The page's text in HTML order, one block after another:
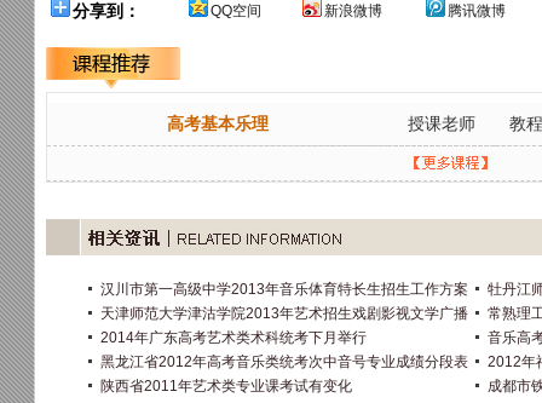
分享到： QQ空间 新浪微博 腾讯微博
高考基本乐理 授课老师 教
汉川市第一高级中学2013年音乐体育特长生招生工作方案
牡丹江
天津师范大学津沽学院2013年艺术招生戏剧影视文学广播
常熟理
2014年广东高考艺术类术科统考下月举行
音乐高
黑龙江省2012年高考音乐类统考次中音号专业成绩分段表
2012年
陕西省2011年艺术类专业课考试有变化
成都市